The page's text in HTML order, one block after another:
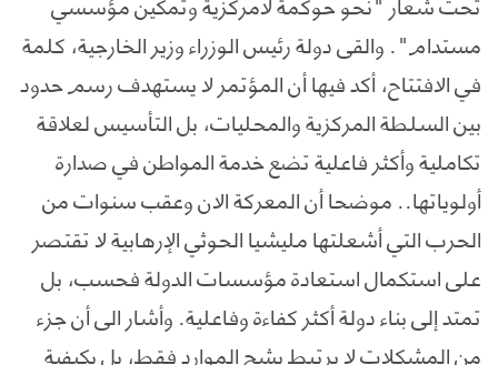
مستدام". والقى دولة رئيس الوزراء وزير الخارجية، كلمة
في الافتتاح، أكد فيها أن المؤتمر لا يستهدف رسم حدود
بين السلطة المركزية والمحليات، بل التأسيس لعلاقة
تكاملية وأكثر فاعلية تضع خدمة المواطن في صدارة
أولوياتها.. موضحا أن المعركة الان وعقب سنوات من
الحرب التي أشعلتها مليشيا الحوثي الإرهابية لا تقتصر
على استكمال استعادة مؤسسات الدولة فحسب، بل
تمتد إلى بناء دولة أكثر كفاءة وفاعلية. وأشار الى أن جزء
من المشكلات لا يرتبط بشح الموارد فقط، بل بكيفية